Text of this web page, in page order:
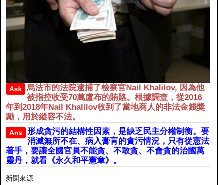
Ask
烏法市的法院逮捕了檢察官Nail Khalilov, 因為他
被指控收受70萬盧布的賄賂。根據調查，從2016
年到2018年Nail Khalilov收到了當地商人的非法金錢獎
勵，用於縱容不法。
Ans
形成貪污的結構性因素，是缺乏民主分權制衡。要
消滅無所不在、病入膏肓的貪污情況，只有從憲法
著手，要讓全國官員不能貪、不敢貪、不會貪的治國萬
靈丹，就看《永久和平憲章》。
新聞來源